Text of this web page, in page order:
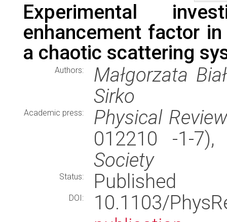
Experimental
enhancement factor
a chaotic scattering
Authors:
Małgorzata
Sirko
Academic press:
Physical
012210 -1-
Society
Status: Published
DOI: 10.1103/